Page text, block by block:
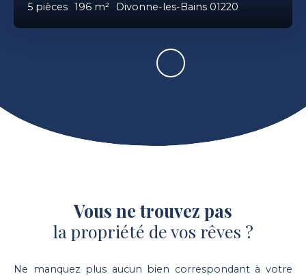
5 pièces 196 m² Divonne-les-Bains 01220
Vous ne trouvez pas
la propriété de vos rêves ?
Ne manquez plus aucun bien correspondant à votre